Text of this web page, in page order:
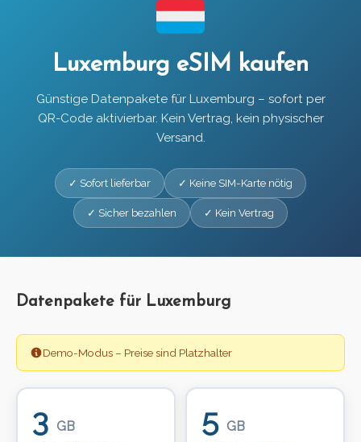
Luxemburg eSIM kaufen
Günstige Datenpakete für Luxemburg – sofort per
QR-Code aktivierbar. Kein Vertrag, kein physischer
Versand.
✓ Sofort lieferbar ✓ Keine SIM-Karte nötig
✓ Sicher bezahlen ✓ Kein Vertrag
Datenpakete für Luxemburg
Demo-Modus – Preise sind Platzhalter
3 GB 5 GB